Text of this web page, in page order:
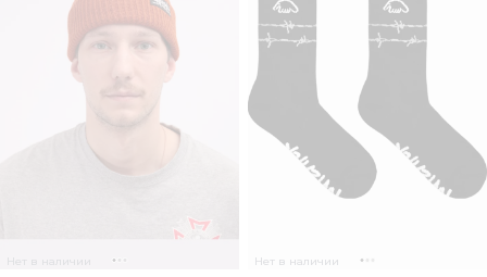
Нет в наличии